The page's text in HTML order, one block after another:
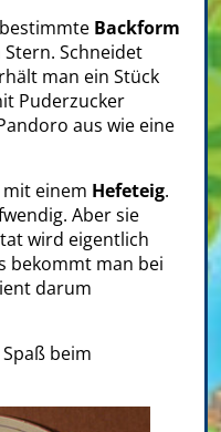
Backform
Schneidet
man ein Stück
Puderzucker
aus wie eine
einem Hefeteig.
Aber sie
wird eigentlich
bekommt man bei
darum
beim